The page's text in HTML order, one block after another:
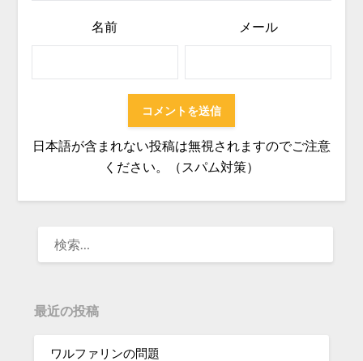
名前 メール
日本語が含まれない投稿は無視されますのでご注意
ください。（スパム対策）
最近の投稿
ワルファリンの問題